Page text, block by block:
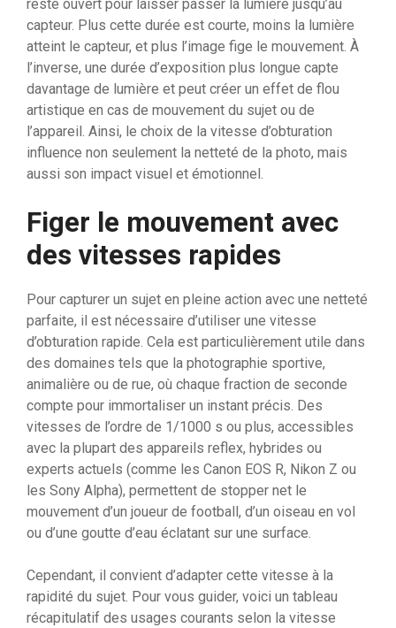
reste ouvert pour laisser passer la lumière jusqu’au
capteur. Plus cette durée est courte, moins la lumière
atteint le capteur, et plus l’image fige le mouvement. À
l’inverse, une durée d’exposition plus longue capte
davantage de lumière et peut créer un effet de flou
artistique en cas de mouvement du sujet ou de
l’appareil. Ainsi, le choix de la vitesse d’obturation
influence non seulement la netteté de la photo, mais
aussi son impact visuel et émotionnel.
Figer le mouvement avec
des vitesses rapides
Pour capturer un sujet en pleine action avec une netteté
parfaite, il est nécessaire d’utiliser une vitesse
d’obturation rapide. Cela est particulièrement utile dans
des domaines tels que la photographie sportive,
animalière ou de rue, où chaque fraction de seconde
compte pour immortaliser un instant précis. Des
vitesses de l’ordre de 1/1000 s ou plus, accessibles
avec la plupart des appareils reflex, hybrides ou
experts actuels (comme les Canon EOS R, Nikon Z ou
les Sony Alpha), permettent de stopper net le
mouvement d’un joueur de football, d’un oiseau en vol
ou d’une goutte d’eau éclatant sur une surface.
Cependant, il convient d’adapter cette vitesse à la
rapidité du sujet. Pour vous guider, voici un tableau
récapitulatif des usages courants selon la vitesse